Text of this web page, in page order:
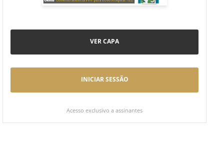
VER CAPA
INICIAR SESSÃO
Acesso exclusivo a assinantes